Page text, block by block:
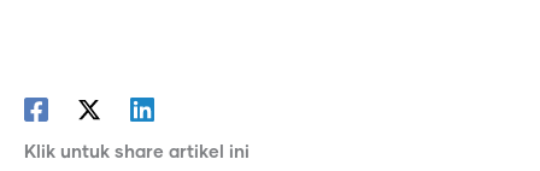
Klik untuk share artikel ini